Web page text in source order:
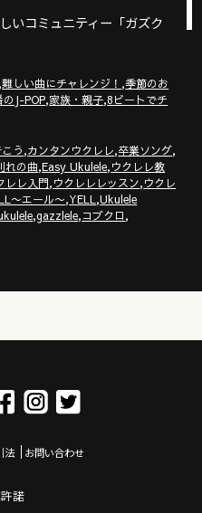
いコミュニティー「ガズク
いいお勉強キャンパス「ガ
ズ
,難しい曲にチャレンジ！ ,季節のお
のJ-POP,家族・親子,8ビートでチ
う,カンタンウクレレ,卒業ソング,
れの曲,Easy Ukulele,ウクレレ教
レレ入門,ウクレレレッスン,ウクレ
〜エール〜,YELL ,Ukulele
,gazzlele,コブクロ,
法 お問い合わせ
諾